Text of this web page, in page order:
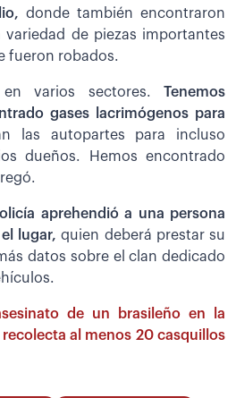
donde también encontraron
de piezas importantes
fueron robados.
en varios sectores. Tenemos
gases lacrimógenos para
las autopartes para incluso
dueños. Hemos encontrado
aprehendió a una persona
el lugar,quien deberá prestar su
datos sobre el clan dedicado
de un brasileño en la
al menos 20 casquillos